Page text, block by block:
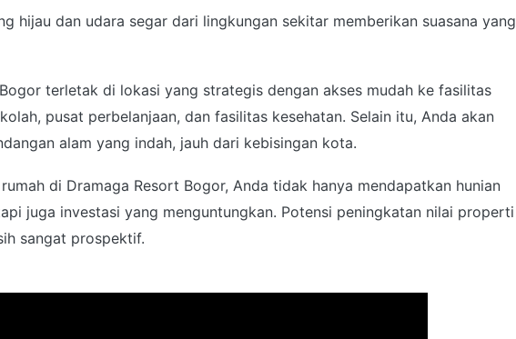
hijau dan udara segar dari lingkungan sekitar memberikan suasana yang
terletak di lokasi yang strategis dengan akses mudah ke fasilitas
pusat perbelanjaan, dan fasilitas kesehatan. Selain itu, Anda akan
alam yang indah, jauh dari kebisingan kota.
di Dramaga Resort Bogor, Anda tidak hanya mendapatkan hunian
juga investasi yang menguntungkan. Potensi peningkatan nilai properti
sangat prospektif.